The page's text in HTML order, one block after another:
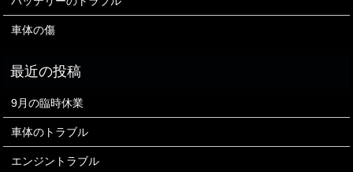
車体の傷
9月の臨時休業
車体のトラブル
エンジントラブル